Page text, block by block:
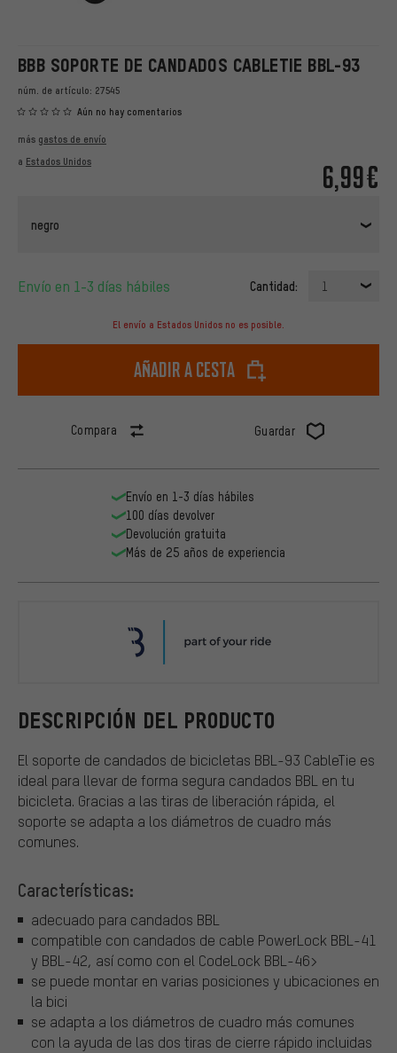
BBB SOPORTE DE CANDADOS CABLETIE BBL-93
núm. de artículo: 27545
Aún no hay comentarios
6,99€
más gastos de envío
a Estados Unidos
negro
Envío en 1-3 días hábiles Cantidad: 1
El envío a Estados Unidos no es posible.
Añadir a cesta
Compara Guardar
DESCRIPCIÓN DEL PRODUCTO
El soporte de candados de bicicletas BBL-93 CableTie es
ideal para llevar de forma segura candados BBL en tu
bicicleta. Gracias a las tiras de liberación rápida, el
soporte se adapta a los diámetros de cuadro más
comunes.
Características:
adecuado para candados BBL
compatible con candados de cable PowerLock BBL-41
y BBL-42, así como con el CodeLock BBL-46>
se puede montar en varias posiciones y ubicaciones en
la bici
se adapta a los diámetros de cuadro más comunes
con la ayuda de las dos tiras de cierre rápido incluidas
Envío en 1-3 días hábiles
100 días devolver
Devolución gratuita
Más de 25 años de experiencia